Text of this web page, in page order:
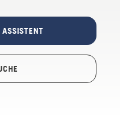
ASSISTENT